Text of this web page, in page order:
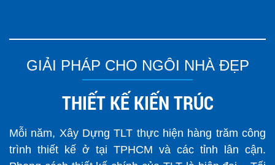
GIẢI PHÁP CHO NGÔI NHÀ ĐẸP
THIẾT KẾ KIẾN TRÚC
Mỗi năm, Xây Dựng TLT thực hiện hàng trăm công
trình thiết kế ở tại TPHCM và các tỉnh lân cận.